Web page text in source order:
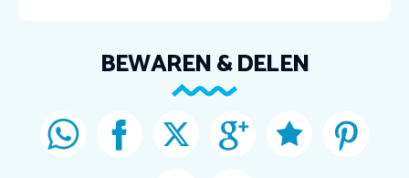
BEWAREN & DELEN